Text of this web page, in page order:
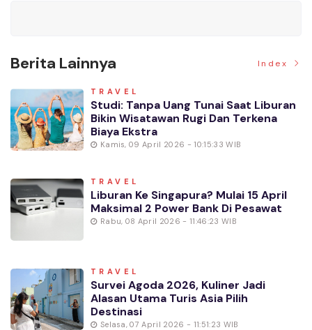
Berita Lainnya Index
TRAVEL
Studi: Tanpa Uang Tunai Saat Liburan
Bikin Wisatawan Rugi Dan Terkena
Biaya Ekstra
Kamis, 09 April 2026 - 10:15:33 WIB
TRAVEL
Liburan Ke Singapura? Mulai 15 April
Maksimal 2 Power Bank Di Pesawat
Rabu, 08 April 2026 - 11:46:23 WIB
TRAVEL
Survei Agoda 2026, Kuliner Jadi
Alasan Utama Turis Asia Pilih
Destinasi
Selasa, 07 April 2026 - 11:51:23 WIB